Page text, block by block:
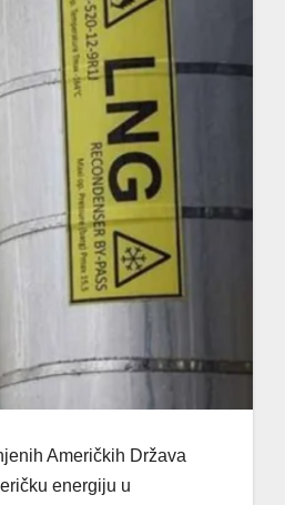
Američkih Država
energiju u